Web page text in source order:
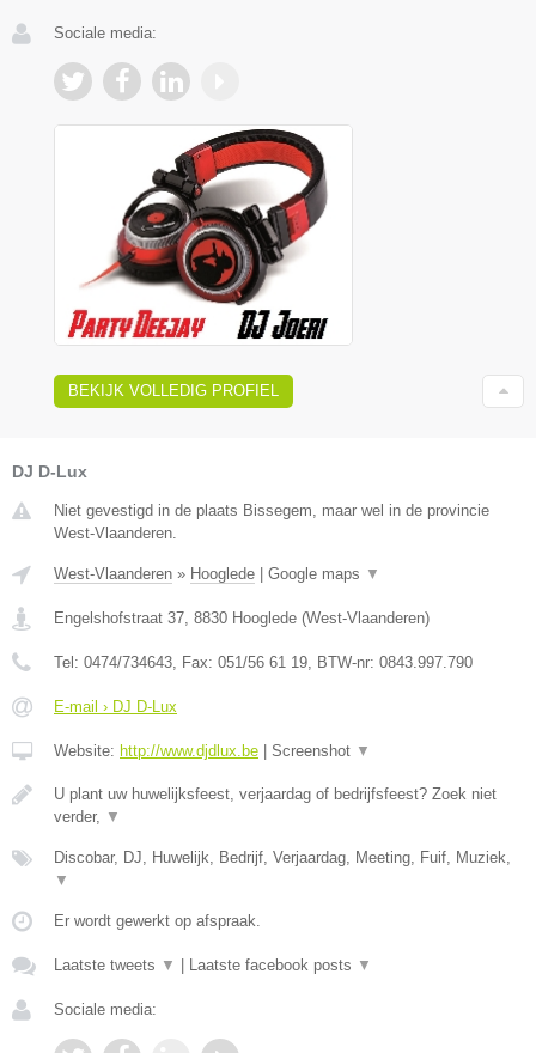
Sociale media:
BEKIJK VOLLEDIG PROFIEL
DJ D-Lux
Niet gevestigd in de plaats Bissegem, maar wel in de provincie
West-Vlaanderen.
West-Vlaanderen » Hooglede Google maps ▼
Engelshofstraat 37 8830 Hooglede (West-Vlaanderen)
Tel: 0474/734643 , Fax: 051/56 61 19 , BTW-nr: 0843.997.790
E-mail › DJ D-Lux
Website: http://www.djdlux.be Screenshot ▼
U plant uw huwelijksfeest, verjaardag of bedrijfsfeest? Zoek niet
verder,
▼
Discobar, DJ, Huwelijk, Bedrijf, Verjaardag, Meeting, Fuif, Muziek,
▼
Er wordt gewerkt op afspraak.
Laatste tweets ▼ Laatste facebook posts ▼
Sociale media: